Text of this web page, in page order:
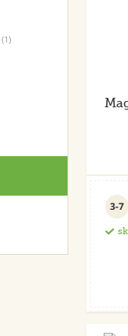
(1)
3-7